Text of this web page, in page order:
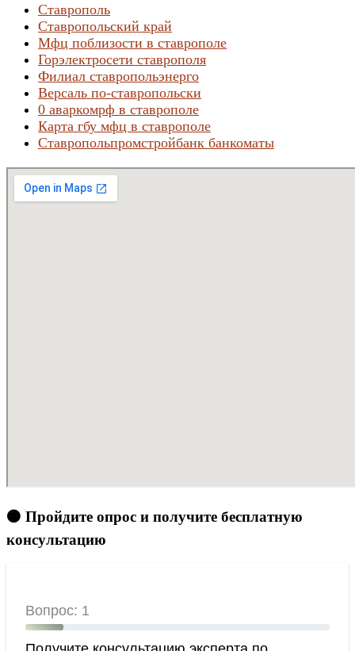
Ставрополь
Ставропольский край
Мфц поблизости в ставрополе
Горэлектросети ставрополя
Филиал ставропольэнерго
Версаль по-ставропольски
0 аваркомрф в ставрополе
Карта гбу мфц в ставрополе
Ставропольпромстройбанк банкоматы
🟠 Пройдите опрос и получите бесплатную
консультацию